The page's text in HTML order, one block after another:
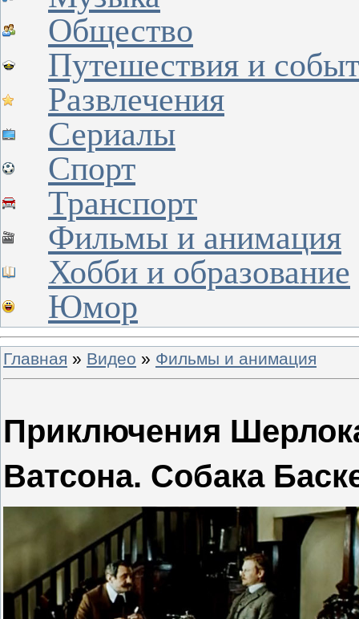
Общество
Путешествия и
Развлечения
Сериалы
Спорт
Транспорт
Фильмы и анимация
Хобби и образование
Юмор
Главная » Видео » Фильмы и анимация
Приключения
Ватсона. Собака